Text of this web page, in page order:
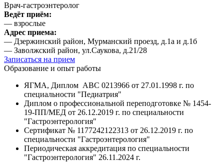
Врач-гастроэнтеролог
Ведёт приём:
— взрослые
Адрес приема:
— Дзержинский район, Мурманский проезд, д.1а и д.1б
— Заволжский район, ул.Саукова, д.21/28
Записаться на прием
Образование и опыт работы
ЯГМА, Диплом АВС 0213966 от 27.01.1998 г. по
специальности "Педиатрия"
Диплом о профессиональной переподготовке № 1454-
19-ПП/МЕД от 26.12.2019 г. по специальности
"Гастроэнтерология"
Сертификат № 1177242122313 от 26.12.2019 г. по
специальности "Гастроэнтерология"
Периодическая аккредитация по специальности
"Гастроэнтерология" 26.11.2024 г.